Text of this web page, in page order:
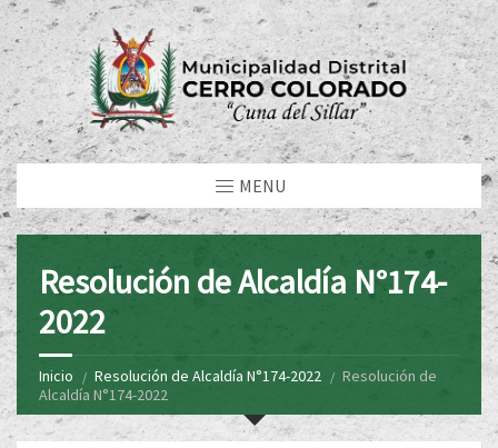
MENU
Resolución de Alcaldía N°174-
2022
Inicio Resolución de Alcaldía N°174-2022
Resolución de
Alcaldía N°174-2022